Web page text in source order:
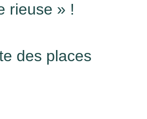
rieuse » !
des places